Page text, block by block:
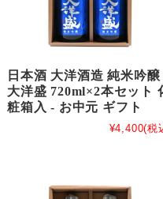
日本酒 大洋酒造 純米吟醸
大洋盛 720ml×2本セット
粧箱入 - お中元 ギフト
¥4,400(税